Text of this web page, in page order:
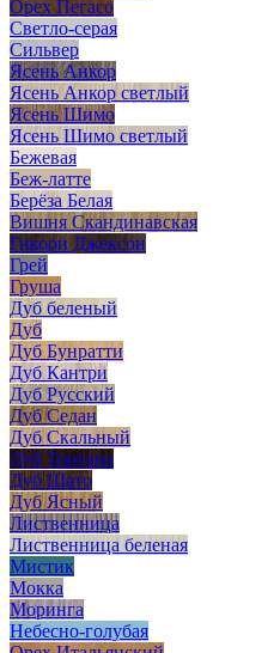
Орех Пегасо
Светло-серая
Сильвер
Ясень Анкор
Ясень Анкор светлый
Ясень Шимо
Ясень Шимо светлый
Бежевая
Беж-латте
Берёза Белая
Вишня Скандинавская
Гикори Джексон
Грей
Груша
Дуб беленый
Дуб
Дуб Бунратти
Дуб Кантри
Дуб Русский
Дуб Седан
Дуб Скальный
Дуб Тортона
Дуб Шато
Дуб Ясный
Лиственница
Лиственница беленая
Мистик
Мокка
Моринга
Небесно-голубая